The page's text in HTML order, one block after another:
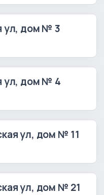
ул, дом № 3
ул, дом № 4
ул, дом № 11
ул, дом № 21